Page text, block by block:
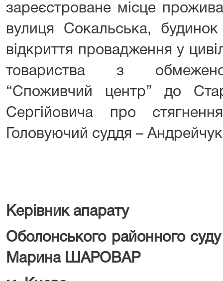
зареєстроване місце
вулиця Сокальська,
відкриття провадження у
товариства з
“Споживчий центр” до
Сергійовича про
Головуючий суддя –
Керівник апарату
Оболонського
Марина ШАРОВАР